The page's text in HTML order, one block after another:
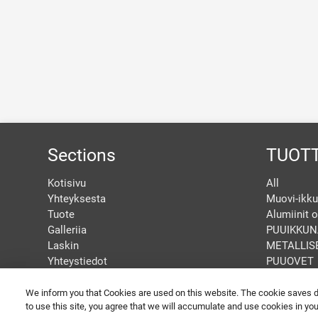
GET A SPECIAL PRICE
We inform you that Cookies are used on this website. The cookie
to use this site, you agree that we will accumulate and use cookies in
Sections
Kotisivu
Yhteyksesta
Tuote
Galleriia
Laskin
Yhteystiedot
All
Muovi-
Alumiinit
PUUOVET